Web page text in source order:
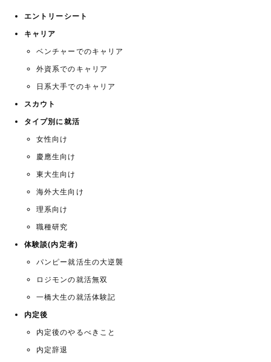
エントリーシート
キャリア
ベンチャーでのキャリア
外資系でのキャリア
日系大手でのキャリア
スカウト
タイプ別に就活
女性向け
慶應生向け
東大生向け
海外大生向け
理系向け
職種研究
体験談(内定者)
パンピー就活生の大逆襲
ロジモンの就活無双
一橋大生の就活体験記
内定後
内定後のやるべきこと
内定辞退